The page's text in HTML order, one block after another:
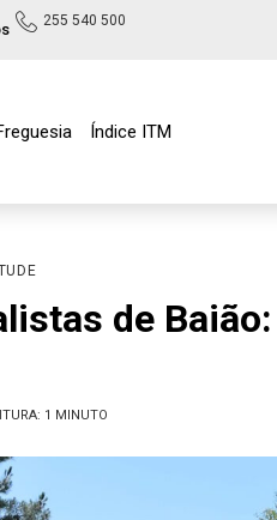
255 540 500
Índice ITM
de
1 MINUTO